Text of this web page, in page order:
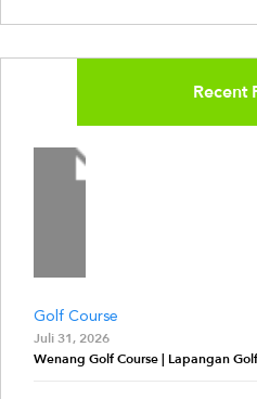
Recent
Golf Course
Juli 31, 2026
Wenang Golf Course | Lapangan